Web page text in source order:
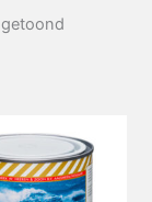
prijs
is:
€ 32,70.